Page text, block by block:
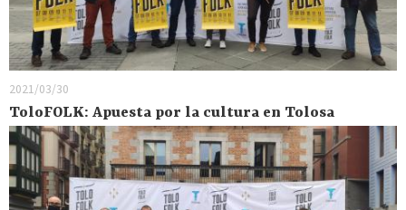
2021/03/30
ToloFOLK: Apuesta por la cultura en Tolosa